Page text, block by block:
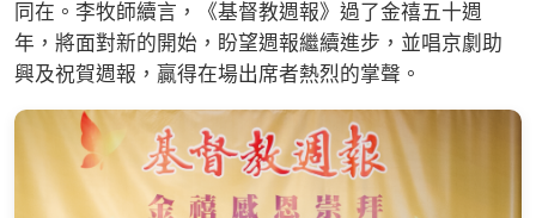
同在。李牧師續言，《基督教週報》過了金禧五十週
年，將面對新的開始，盼望週報繼續進步，並唱京劇助
興及祝賀週報，贏得在場出席者熱烈的掌聲。